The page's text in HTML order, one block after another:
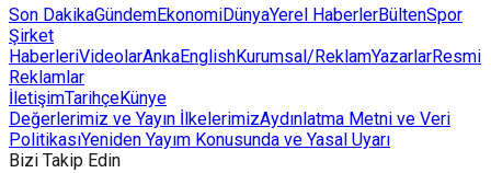
Son DakikaGündemEkonomiDünyaYerel HaberlerBültenSpor
Şirket
HaberleriVideolarAnkaEnglishKurumsal/ReklamYazarlarResmi
Reklamlar
İletişimTarihçeKünye
Değerlerimiz ve Yayın İlkelerimizAydınlatma Metni ve Veri
PolitikasıYeniden Yayım Konusunda ve Yasal Uyarı
Bizi Takip Edin